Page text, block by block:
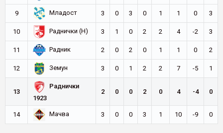
9 Младост 3 0 3 0 1 1 0 3
10 Раднички (Н) 3 1 0 2 2 4 -2 3
11 Радник 2 0 2 0 1 1 0 2
12 Земун 3 0 1 2 2 7 -5 1
13
Раднички
1923
2 0 0 2 0 4 -4 0
14 Мачва 3 0 0 3 1 10 -9 0